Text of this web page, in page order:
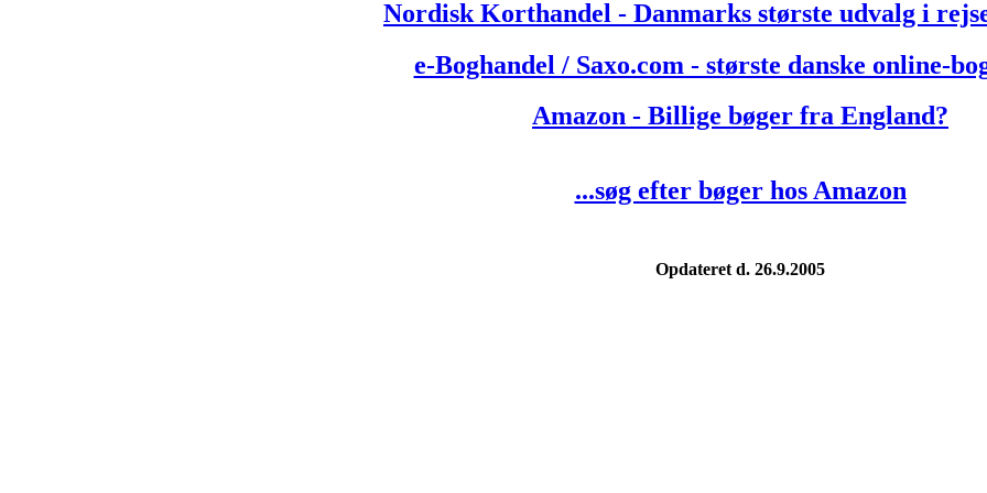
Nordisk Korthandel - Danmarks største udvalg i
e-Boghandel / Saxo.com - største danske online-
Amazon - Billige bøger fra England?
...søg efter bøger hos Amazon
Opdateret d. 26.9.2005